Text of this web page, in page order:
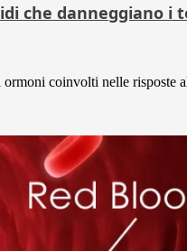
che danneggiano i
coinvolti nelle risposte